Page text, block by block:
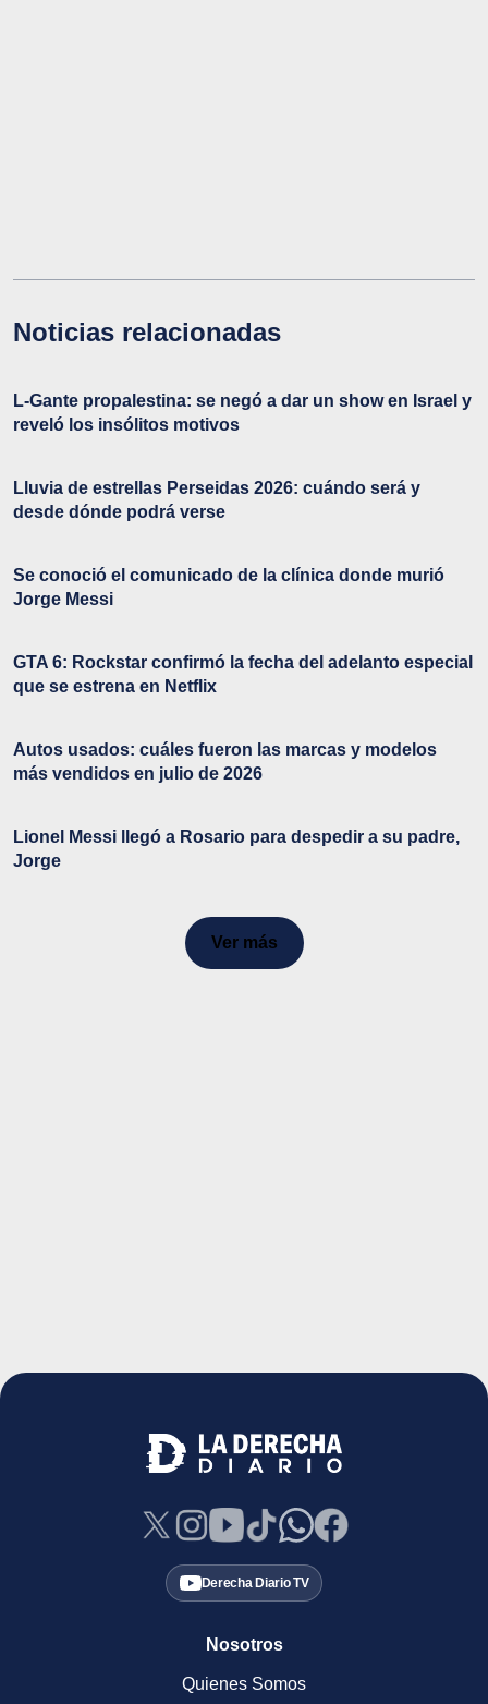
Noticias relacionadas
L-Gante propalestina: se negó a dar un show en Israel y
reveló los insólitos motivos
Lluvia de estrellas Perseidas 2026: cuándo será y
desde dónde podrá verse
Se conoció el comunicado de la clínica donde murió
Jorge Messi
GTA 6: Rockstar confirmó la fecha del adelanto especial
que se estrena en Netflix
Autos usados: cuáles fueron las marcas y modelos
más vendidos en julio de 2026
Lionel Messi llegó a Rosario para despedir a su padre,
Jorge
Ver más
Derecha Diario TV
Nosotros
Quienes Somos